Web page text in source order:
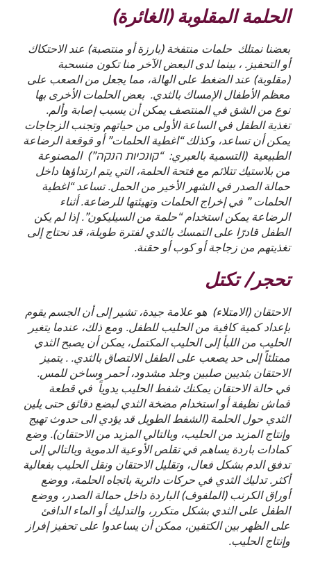
الحلمة المقلوبة (الغائرة)
بعضنا نمتلك حلمات منتفخة (بارزة أو منتصبة) عند الاحتكاك
أو التحفيز. ، بينما لدى البعض الآخر منا تكون منسحبة
(مقلوبة) عند الضغط على الهالة، مما يجعل من الصعب على
معظم الأطفال الإمساك بالثدي. بعض الحلمات الأخرى بها
نوع من الشق في المنتصف يمكن أن يسبب إصابة وألم.
تغذية الطفل في الساعة الأولى من حياتهم وتجنب الزجاجات
يمكن أن تساعد، وكذلك “اغطية الحلمات” أو قوقعة الرضاعة
الطبيعية (التسمية بالعبري: “קונכיות הנקה”) المصنوعة
من بلاستيك تتلائم مع فتحة الحلمة، التي يتم ارتداؤها داخل
حمالة الصدر في الشهر الأخير من الحمل. تساعد “اغطية
الحلمات ” في إخراج الحلمات وتهيئتها للرضاعة. أثناء
الرضاعة يمكن استخدام “حلمة من السيليكون”. إذا لم يكن
الطفل قادرًا على التمسك بالثدي لفترة طويلة، قد نحتاج إلى
تغذيتهم من زجاجة أو كوب أو حقنة.
تحجر/ تكتل
الاحتقان (الامتلاء) هو علامة جيدة، تشير إلى أن الجسم يقوم
بإعداد كمية كافية من الحليب للطفل. ومع ذلك، عندما يتغير
الحليب من اللبأ إلى الحليب المكتمل، يمكن أن يصبح الثدي
ممتلئاً إلى حد يصعب على الطفل الالتصاق بالثدي. . يتميز
الاحتقان بثديين صلبين وجلد مشدود، أحمر وساخن للمس.
في حالة الاحتقان يمكنك شفط الحليب يدوياً في قطعة
قماش نظيفة أو استخدام مضخة الثدي لبضع دقائق حتى يلين
الثدي حول الحلمة (الشفط الطويل قد يؤدي الى حدوث تهيج
وإنتاج المزيد من الحليب، وبالتالي المزيد من الاحتقان). وضع
كمادات باردة يساهم في تقلص الأوعية الدموية وبالتالي إلى
تدفق الدم بشكل فعال، وتقليل الاحتقان ونقل الحليب بفعالية
أكثر. تدليك الثدي في حركات دائرية باتجاه الحلمة، ووضع
أوراق الكرنب (الملفوف) الباردة داخل حمالة الصدر، ووضع
الطفل على الثدي بشكل متكرر، والتدليك أو الماء الدافئ
على الظهر بين الكتفين، ممكن أن يساعدوا على تحفيز إفراز
وإنتاج الحليب.